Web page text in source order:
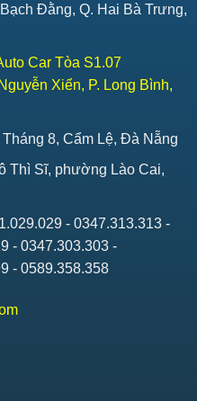
Đằng, Q. Hai Bà Trưng,
Car Tòa S1.07
Xiển, P. Long Bình,
8, Cẩm Lệ, Đà Nẵng
Thì Sĩ, phường Lào Cai,
- 0347.313.313 -
- 0347.303.303 -
- 0589.358.358